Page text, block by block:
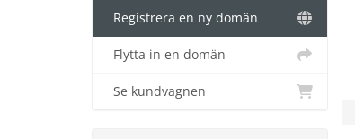
Registrera en ny domän
Flytta in en domän
Se kundvagnen